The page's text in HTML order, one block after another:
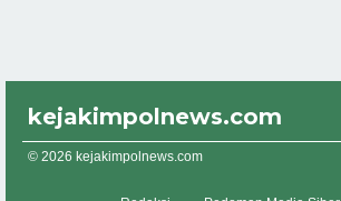
kejakimpolnews.com
© 2026 kejakimpolnews.com